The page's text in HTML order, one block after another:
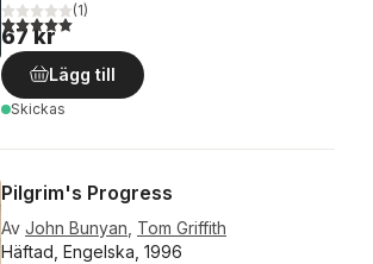
5,0utav 5 stjärnor. Totalt antal röster:
(1)
67 kr
Lägg till
Skickas
Pilgrim's Progress
Av John Bunyan Tom Griffith
Häftad, Engelska, 1996